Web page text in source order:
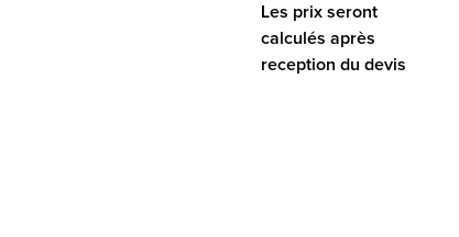
Les prix seront
calculés après
reception du devis